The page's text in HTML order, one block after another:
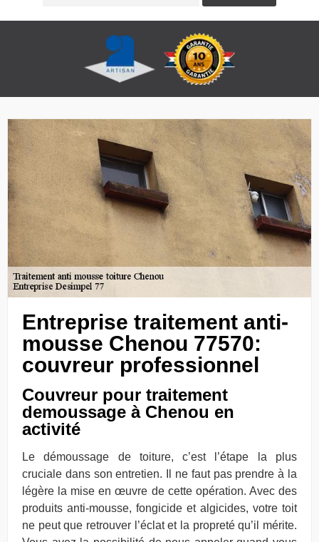
Entreprise traitement anti-
mousse Chenou 77570:
couvreur professionnel
Couvreur pour traitement
demoussage à Chenou en
activité
Le démoussage de toiture, c’est l’étape la plus
cruciale dans son entretien. Il ne faut pas prendre à la
légère la mise en œuvre de cette opération. Avec des
produits anti-mousse, fongicide et algicides, votre toit
ne peut que retrouver l’éclat et la propreté qu’il mérite.